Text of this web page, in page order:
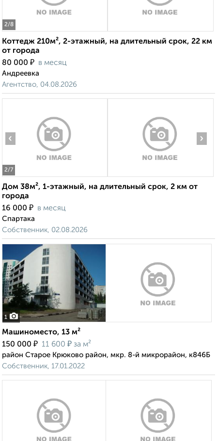
2/8
Коттедж 210м², 2-этажный, на длительный срок, 22 км
от города
80 000 ₽ в месяц
Андреевка
Агентство, 04.08.2026
2/7
‹ ›
Дом 38м², 1-этажный, на длительный срок, 2 км от
города
16 000 ₽ в месяц
Спартака
Собственник, 02.08.2026
1
Машиноместо, 13 м²
150 000 ₽ 11 600 ₽ за м²
район Старое Крюково район, мкр. 8-й микрорайон, к846Б
Собственник, 17.01.2022